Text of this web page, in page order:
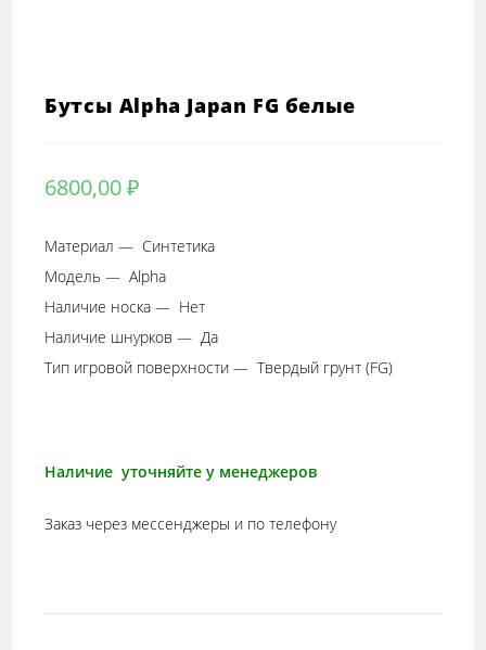
Бутсы Alpha Japan FG белые
6800,00₽
Материал — Синтетика
Модель — Alpha
Наличие носка — Нет
Наличие шнурков — Да
Тип игровой поверхности — Твердый грунт (FG)
Наличие уточняйте у менеджеров
Заказ через мессенджеры и по телефону